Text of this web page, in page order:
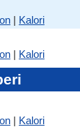
| Kalori
| Kalori
| Kalori